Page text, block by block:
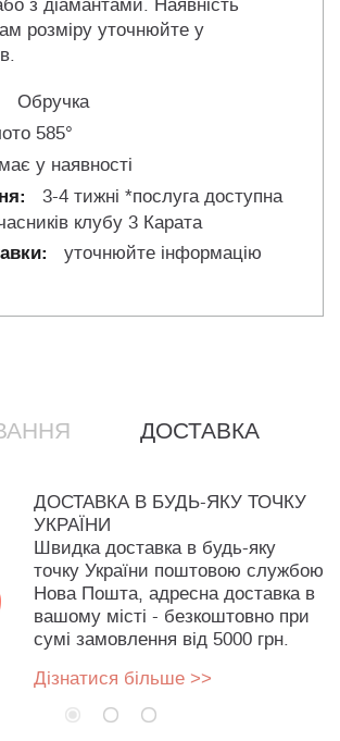
з діамантами. Наявність
розміру уточнюйте у
Обручка
585°
у наявності
3-4 тижні *послуга доступна
клубу 3 Карата
уточнюйте інформацію
ДОСТАВКА
ДОСТАВКА В БУДЬ-ЯКУ ТОЧКУ
УКРАЇНИ
Швидка доставка в будь-яку
точку України поштовою службою
Нова Пошта, адресна доставка в
вашому місті - безкоштовно при
сумі замовлення від 5000 грн.
Дізнатися більше >>